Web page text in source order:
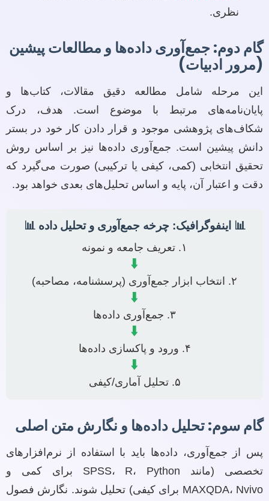
نظری.
گام دوم: جمع‌آوری داده‌ها و مطالعات پیشین
(مرور ادبیات)
این مرحله شامل مطالعه دقیق مقالات، کتاب‌ها و
پایان‌نامه‌های مرتبط با موضوع است. هدف، درک
شکاف‌های پژوهشی موجود و قرار دادن کار خود در بستر
دانش پیشین است. جمع‌آوری داده‌ها نیز بر اساس روش
تحقیق انتخابی (کمی، کیفی یا ترکیبی) صورت می‌گیرد که
دقت و اعتبار آن، پایه و اساس تحلیل‌های بعدی خواهد بود.
📊 اینفوگرافیک: چرخه جمع‌آوری و تحلیل داده 📊
۱. تعریف جامعه و نمونه
⬇️
۲. انتخاب ابزار جمع‌آوری (پرسشنامه، مصاحبه)
⬇️
۳. جمع‌آوری داده‌ها
⬇️
۴. ورود و پاکسازی داده‌ها
⬇️
۵. تحلیل آماری/کیفی
گام سوم: تحلیل داده‌ها و نگارش متن اصلی
پس از جمع‌آوری، داده‌ها باید با استفاده از نرم‌افزارهای
تخصصی (مانند SPSS، R، Python برای کمی و
MAXQDA، Nvivo برای کیفی) تحلیل شوند. نگارش فصول